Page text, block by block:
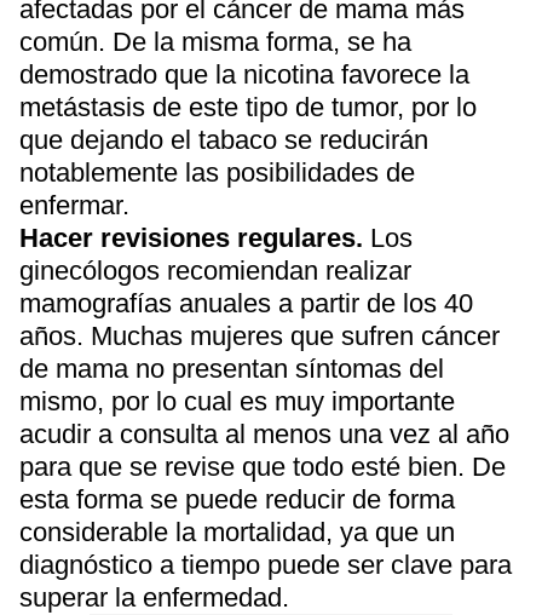
afectadas por el cáncer de mama más
común. De la misma forma, se ha
demostrado que la nicotina favorece la
metástasis de este tipo de tumor, por lo
que dejando el tabaco se reducirán
notablemente las posibilidades de
enfermar.
Hacer revisiones regulares. Los
ginecólogos recomiendan realizar
mamografías anuales a partir de los 40
años. Muchas mujeres que sufren cáncer
de mama no presentan síntomas del
mismo, por lo cual es muy importante
acudir a consulta al menos una vez al año
para que se revise que todo esté bien. De
esta forma se puede reducir de forma
considerable la mortalidad, ya que un
diagnóstico a tiempo puede ser clave para
superar la enfermedad.